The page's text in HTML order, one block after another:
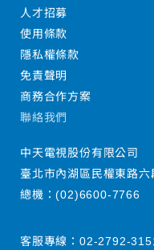
人才招募
使用條款
隱私權條款
免責聲明
商務合作方案
聯絡我們
中天電視股份有限公司
臺北市內湖區民權東路六
總機：(02)6600-7766
客服專線： 02-2792-